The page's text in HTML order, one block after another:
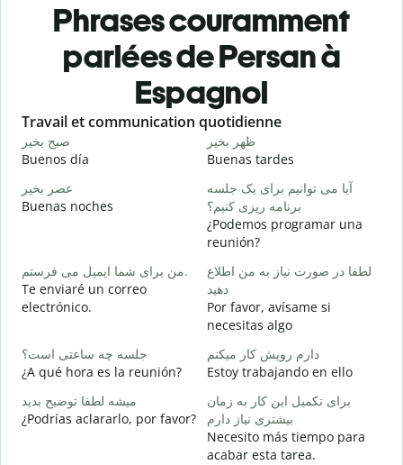
Phrases couramment
parlées de Persan à
Espagnol
Slide 1 of 6
Travail et communication quotidienne
صبح بخیر
Buenos día
ظهر بخیر
Buenas tardes
عصر بخیر
Buenas noches
آیا می توانیم برای یک جلسه
برنامه ریزی کنیم؟
¿Podemos programar una
reunión?
من برای شما ایمیل می فرستم.
Te enviaré un correo
electrónico.
لطفا در صورت نیاز به من اطلاع
دهید
Por favor, avísame si
necesitas algo
جلسه چه ساعتی است؟
¿A qué hora es la reunión?
دارم رویش کار میکنم
Estoy trabajando en ello
میشه لطفا توضیح بدید
¿Podrías aclararlo, por favor?
برای تکمیل این کار به زمان
بیشتری نیاز دارم
Necesito más tiempo para
acabar esta tarea.